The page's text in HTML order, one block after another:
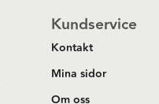
Kundservice
Kontakt
Mina sidor
Om oss